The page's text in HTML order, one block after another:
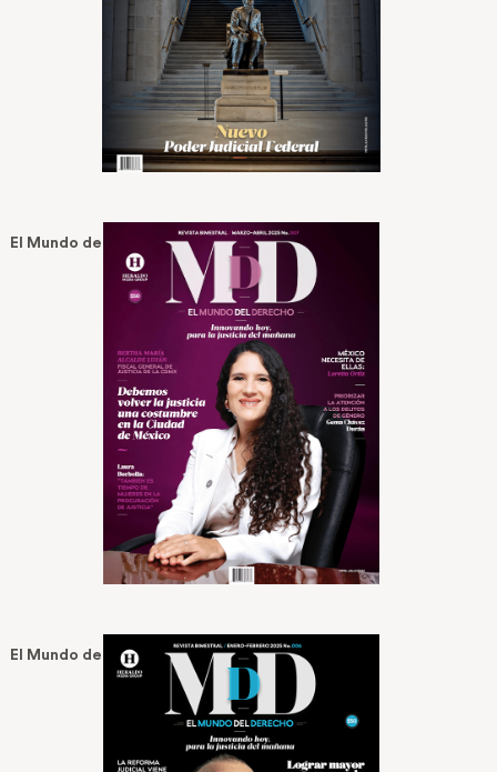
El Mundo del Derecho No 7 — Mar 08, 2025
El Mundo del Derecho No 6 — Ene 13, 2025